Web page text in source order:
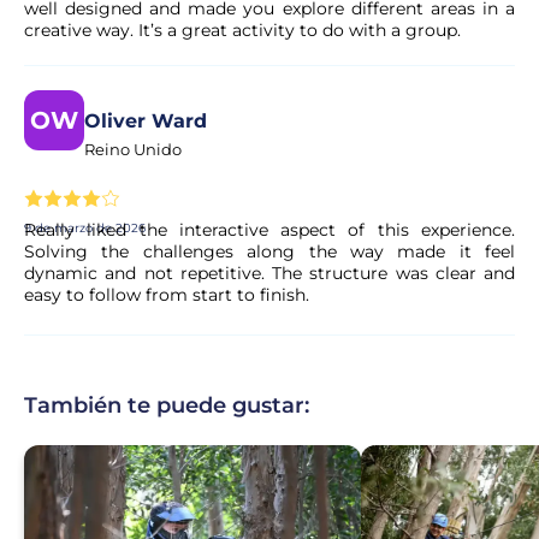
participantes, el precio que estás dispuesto a pagar, si
quieres jugar al paintball o no, y si es por la mañana, por
o en un grupo pequeño, de hasta 8 personas, y así
tendremos algunas actividades disponibles para ti,
aunque no todas. Solo tienes que consultar la
para asegurarnos de que todo esté listo para recibirte.
¿Puedo cancelar mi reserva si cambian mis
planes?
condiciones exactas se muestran claramente en la página
¿Se confirma mi reserva de inmediato?
well designed and made you explore different areas in a
creative way. It’s a great activity to do with a group.
OW Oliver Ward
Reino Unido
9 de marzo de 2026
Really liked the interactive aspect of this experience.
Solving the challenges along the way made it feel
dynamic and not repetitive. The structure was clear and
easy to follow from start to finish.
También te puede gustar: